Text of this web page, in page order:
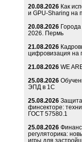
20.08.2026 Как
и GPU-Sharing на
20.08.2026
2026. Пермь
21.08.2026
цифровизация на
21.08.2026 WE
25.08.2026
ЭПД в 1С
25.08.2026
финсекторе:
ГОСТ 57580.1
25.08.2026
регуляторика: